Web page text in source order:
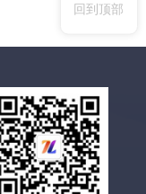
回到顶部